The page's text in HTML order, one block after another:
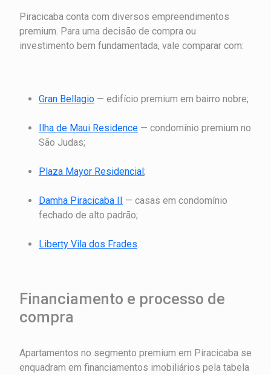
Piracicaba conta com diversos empreendimentos
premium. Para uma decisão de compra ou
investimento bem fundamentada, vale comparar com:
Gran Bellagio — edifício premium em bairro nobre;
Ilha de Maui Residence — condomínio premium no
São Judas;
Plaza Mayor Residencial;
Damha Piracicaba II — casas em condomínio
fechado de alto padrão;
Liberty Vila dos Frades.
Financiamento e processo de
compra
Apartamentos no segmento premium em Piracicaba se
enquadram em financiamentos imobiliários pela tabela